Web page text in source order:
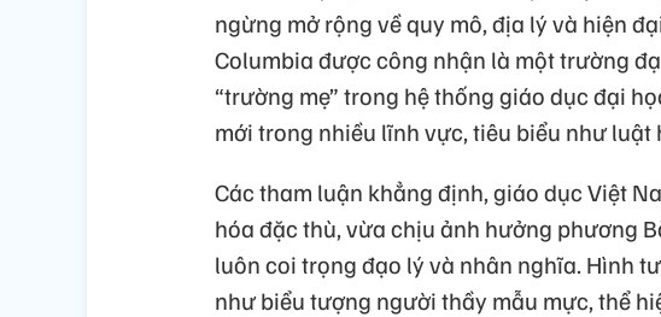
ngừng mở rộng về quy mô, địa lý và hiện
Columbia được công nhận là một trường
“trường mẹ” trong hệ thống giáo dục đại
mới trong nhiều lĩnh vực, tiêu biểu như luật
Các tham luận khẳng định, giáo dục Việt
hóa đặc thù, vừa chịu ảnh hưởng phương
luôn coi trọng đạo lý và nhân nghĩa. Hình
như biểu tượng người thầy mẫu mực, thể